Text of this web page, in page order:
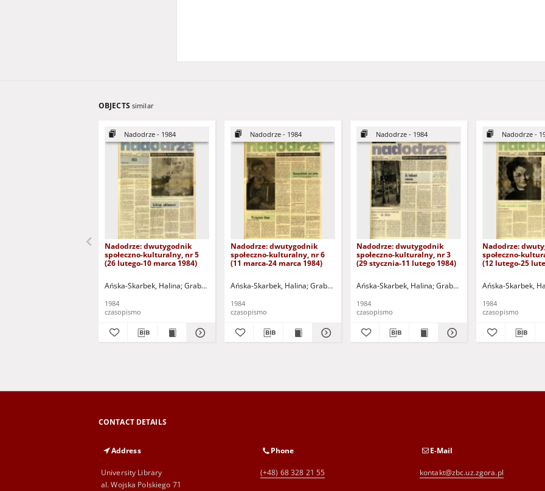
OBJECTS similar
Nadodrze - 1984
Nadodrze: dwutygodnik
społeczno-kulturalny, nr 5
(26 lutego-10 marca 1984)
Ańska-Skarbek, Halina Grabowska, Lucyna Grochomalski, Piotr Hermanowicz, Leszek Horowicz, Michał Koniusz, Janusz (1934-
1984
czasopismo
Nadodrze - 1984
Nadodrze: dwutygodnik
społeczno-kulturalny, nr 6
(11 marca-24 marca 1984)
Ańska-Skarbek, Halina Grabowska, Lucyna Grochomalski, Piotr Hermanowicz, Leszek
1984
czasopismo
Nadodrze - 1984
Nadodrze: dwutygodnik
społeczno-kulturalny, nr 3
(29 stycznia-11 lutego 1984)
Ańska-Skarbek, Halina Grabowska, Lucyna
1984
czasopismo
Nadodrze -
Nadodrze:
społeczno-
(12 lutego-25
Ańska-Skarbek,
1984
czasopismo
CONTACT DETAILS
Address
University Library
al. Wojska Polskiego 71
Phone
(+48) 68 328 21 55
E-Mail
kontakt@zbc.uz.zgora.pl